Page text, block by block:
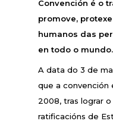
Convención é o
promove,
humanos das
en todo o mundo.
A data do 3 de
que a convención
2008, tras lograr
ratificacións de